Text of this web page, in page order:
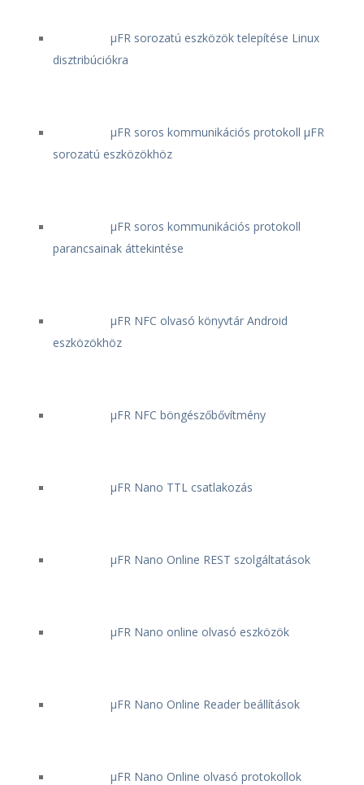
μFR sorozatú eszközök telepítése Linux
disztribúciókra
μFR soros kommunikációs protokoll μFR
sorozatú eszközökhöz
μFR soros kommunikációs protokoll
parancsainak áttekintése
μFR NFC olvasó könyvtár Android
eszközökhöz
μFR NFC böngészőbővítmény
μFR Nano TTL csatlakozás
μFR Nano Online REST szolgáltatások
μFR Nano online olvasó eszközök
μFR Nano Online Reader beállítások
μFR Nano Online olvasó protokollok